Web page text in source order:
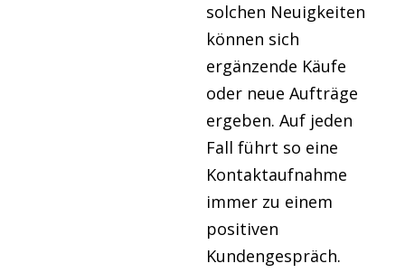
solchen Neuigkeiten
können sich
ergänzende Käufe
oder neue Aufträge
ergeben. Auf jeden
Fall führt so eine
Kontaktaufnahme
immer zu einem
positiven
Kundengespräch.